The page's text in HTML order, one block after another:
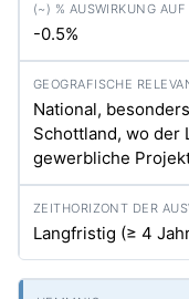
-0.5%
National,
Schottland, wo der
gewerbliche
Langfristig (≥ 4